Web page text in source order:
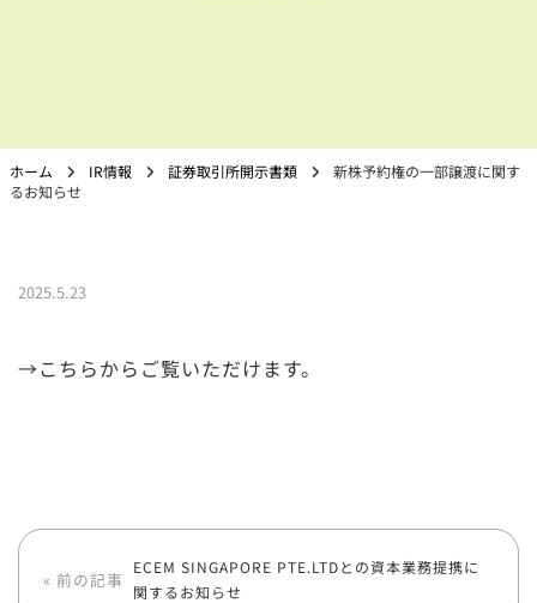
ホーム IR情報 証券取引所開示書類
新株予約権の一部譲渡に関す
るお知らせ
2025.5.23
→こちらからご覧いただけます。
« 前の記事
ECEM SINGAPORE PTE.LTDとの資本業務提携に
関するお知らせ